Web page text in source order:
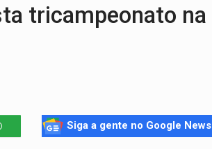
tricampeonato na
Siga a gente no Google News